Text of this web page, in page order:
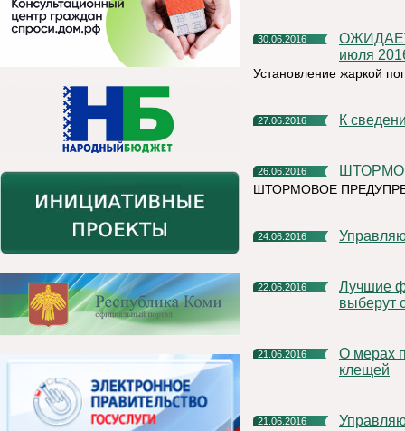
30.06.2016
ОЖИДАЕТСЯ УСТАНОВЛЕНИЕ ЖАРКОЙ ПОГОДЫ с 1 по 6
июля
Установление жаркой
27.06.2016 К
26.06.2016
ШТОРМОВОЕ
24.06.2016
22.06.2016
Лучшие фотографии о сельской жизни в Республике Коми
выберут
21.06.2016
О мерах профилактики заболевания и действиях при укусах
клещей
21.06.2016